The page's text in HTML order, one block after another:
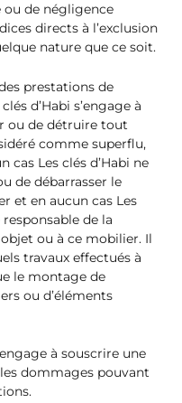
ou de négligence
directs à l’exclusion
nature que ce soit.
prestations de
d’Habi s’engage à
ou de détruire tout
comme superflu,
Les clés d’Habi ne
de débarrasser le
et en aucun cas Les
de la
ou à ce mobilier. Il
travaux effectués à
le montage de
ou d’éléments
à souscrire une
dommages pouvant